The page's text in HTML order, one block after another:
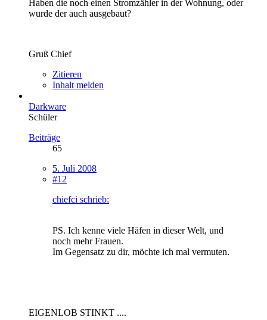
Haben die noch einen Stromzähler in der Wohnung, oder
wurde der auch ausgebaut?
Gruß Chief
Zitieren
Inhalt melden
Darkware
Schüler
Beiträge
65
5. Juli 2008
#12
chiefci schrieb:
PS. Ich kenne viele Häfen in dieser Welt, und
noch mehr Frauen.
Im Gegensatz zu dir, möchte ich mal vermuten.
EIGENLOB STINKT ....